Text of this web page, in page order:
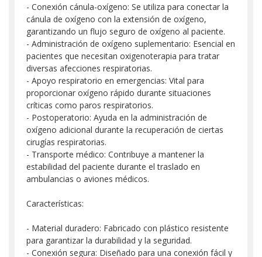
- Conexión cánula-oxígeno: Se utiliza para conectar la
cánula de oxígeno con la extensión de oxígeno,
garantizando un flujo seguro de oxígeno al paciente.
- Administración de oxígeno suplementario: Esencial en
pacientes que necesitan oxigenoterapia para tratar
diversas afecciones respiratorias.
- Apoyo respiratorio en emergencias: Vital para
proporcionar oxígeno rápido durante situaciones
críticas como paros respiratorios.
- Postoperatorio: Ayuda en la administración de
oxígeno adicional durante la recuperación de ciertas
cirugías respiratorias.
- Transporte médico: Contribuye a mantener la
estabilidad del paciente durante el traslado en
ambulancias o aviones médicos.
Características:
- Material duradero: Fabricado con plástico resistente
para garantizar la durabilidad y la seguridad.
- Conexión segura: Diseñado para una conexión fácil y